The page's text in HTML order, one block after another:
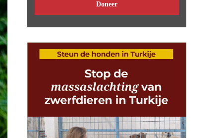
Doneer